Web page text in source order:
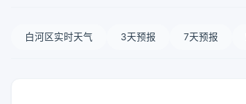
白河区实时天气 3天预报 7天预报